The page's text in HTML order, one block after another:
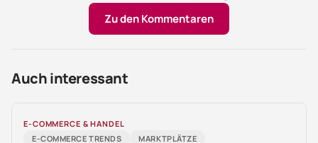
Zu den Kommentaren
Auch interessant
E-COMMERCE & HANDEL
E-COMMERCE TRENDS
MARKTPLÄTZE